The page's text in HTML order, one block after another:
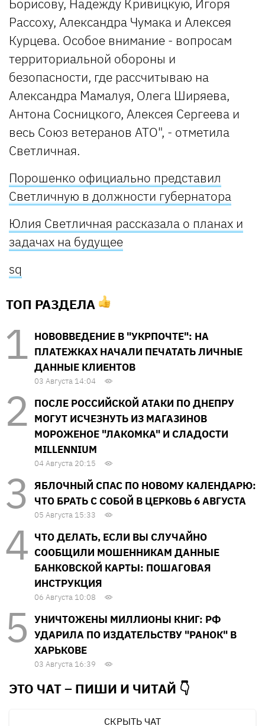
Рассоху, Александра Чумака и Алексея
Курцева. Особое внимание - вопросам
территориальной обороны и
безопасности, где рассчитываю на
Александра Мамалуя, Олега Ширяева,
Антона Сосницкого, Алексея Сергеева и
весь Союз ветеранов АТО", - отметила
Светличная.
Порошенко официально представил
Светличную в должности губернатора
Юлия Светличная рассказала о планах и
задачах на будущее
sq
ТОП РАЗДЕЛА
НОВОВВЕДЕНИЕ В "УКРПОЧТЕ": НА
ПЛАТЕЖКАХ НАЧАЛИ ПЕЧАТАТЬ ЛИЧНЫЕ
ДАННЫЕ КЛИЕНТОВ
03 Августа 14:04
ПОСЛЕ РОССИЙСКОЙ АТАКИ ПО ДНЕПРУ
МОГУТ ИСЧЕЗНУТЬ ИЗ МАГАЗИНОВ
МОРОЖЕНОЕ "ЛАКОМКА" И СЛАДОСТИ
MILLENNIUM
04 Августа 20:15
ЯБЛОЧНЫЙ СПАС ПО НОВОМУ КАЛЕНДАРЮ:
ЧТО БРАТЬ С СОБОЙ В ЦЕРКОВЬ 6 АВГУСТА
05 Августа 15:33
ЧТО ДЕЛАТЬ, ЕСЛИ ВЫ СЛУЧАЙНО
СООБЩИЛИ МОШЕННИКАМ ДАННЫЕ
БАНКОВСКОЙ КАРТЫ: ПОШАГОВАЯ
ИНСТРУКЦИЯ
06 Августа 10:08
УНИЧТОЖЕНЫ МИЛЛИОНЫ КНИГ: РФ
УДАРИЛА ПО ИЗДАТЕЛЬСТВУ "РАНОК" В
ХАРЬКОВЕ
03 Августа 16:39
ЭТО ЧАТ – ПИШИ И ЧИТАЙ 👇
СКРЫТЬ ЧАТ